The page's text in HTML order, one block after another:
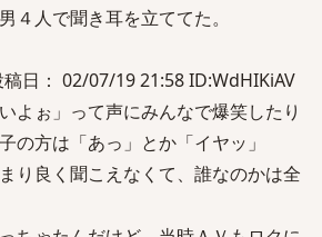
４人で聞き耳を立ててた。
日： 02/07/19 21:58 ID:WdHIKiAV
よぉ」って声にみんなで爆笑したり
の方は「あっ」とか「イヤッ」
り良く聞こえなくて、誰なのかは全